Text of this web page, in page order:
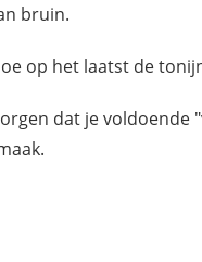
bruin.
op het laatst de
dat je voldoende